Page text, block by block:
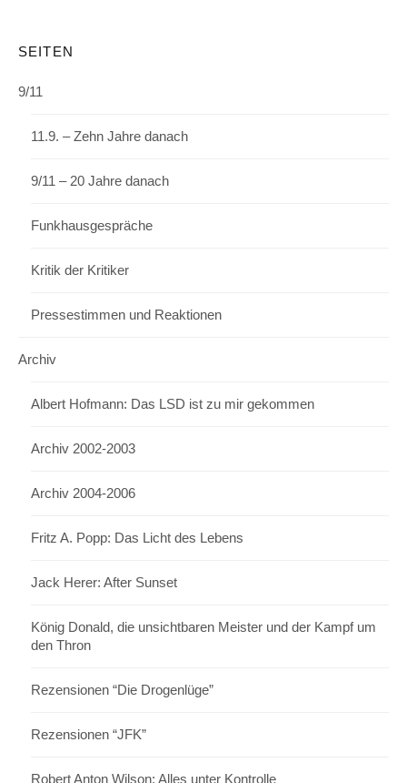
SEITEN
9/11
11.9. – Zehn Jahre danach
9/11 – 20 Jahre danach
Funkhausgespräche
Kritik der Kritiker
Pressestimmen und Reaktionen
Archiv
Albert Hofmann: Das LSD ist zu mir gekommen
Archiv 2002-2003
Archiv 2004-2006
Fritz A. Popp: Das Licht des Lebens
Jack Herer: After Sunset
König Donald, die unsichtbaren Meister und der Kampf um
den Thron
Rezensionen “Die Drogenlüge”
Rezensionen “JFK”
Robert Anton Wilson: Alles unter Kontrolle